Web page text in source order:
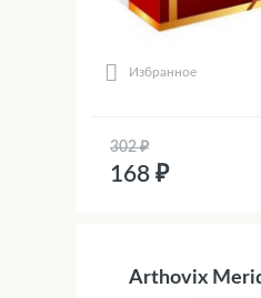
Избранное
302 ₽
168 ₽
Arthovix